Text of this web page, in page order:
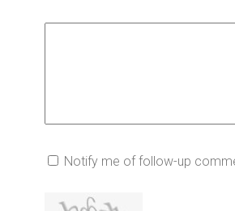
Notify me of follow-up